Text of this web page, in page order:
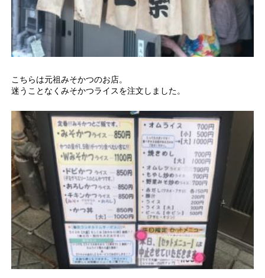
こちらは元祖みそかつのお店。
迷うことなくみそかつライスを注文しました。